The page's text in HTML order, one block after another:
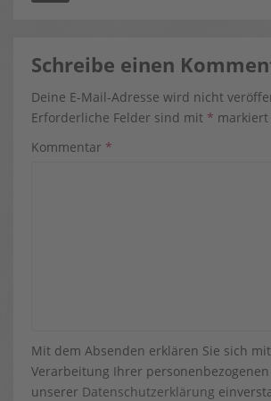
Schreibe einen
Deine E-Mail-Adresse wird nicht
Erforderliche Felder sind mit * markiert
Kommentar *
Mit dem Absenden erklären Sie sich
Verarbeitung Ihrer
unserer Datenschutzerklärung